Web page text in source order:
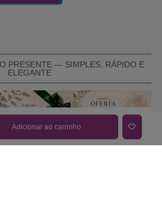
Adicionar ao carrinho
PRESENTE — SIMPLES, RÁPIDO E
ELEGANTE